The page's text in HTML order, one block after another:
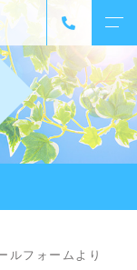
ルフォームより